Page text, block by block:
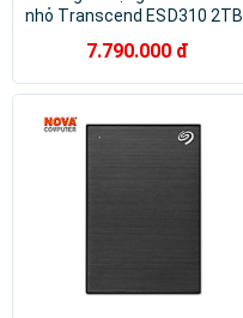
nhỏ Transcend ESD310 2TB
TS2TESD310 - Hàng Chính
Hãng
7.790.000 đ